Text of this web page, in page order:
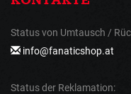
Status von Umtausch /
info@fanaticshop.at
Status der Reklamation: